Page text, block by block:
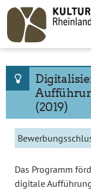
Skip
content
(2019)
Das Programm
digitale